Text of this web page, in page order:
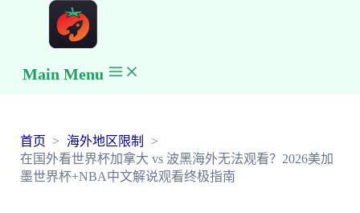
Main Menu
首页
海外地区限制
在国外看世界杯加拿大 vs 波黑海外无法观看？2026美加
墨世界杯+NBA中文解说观看终极指南